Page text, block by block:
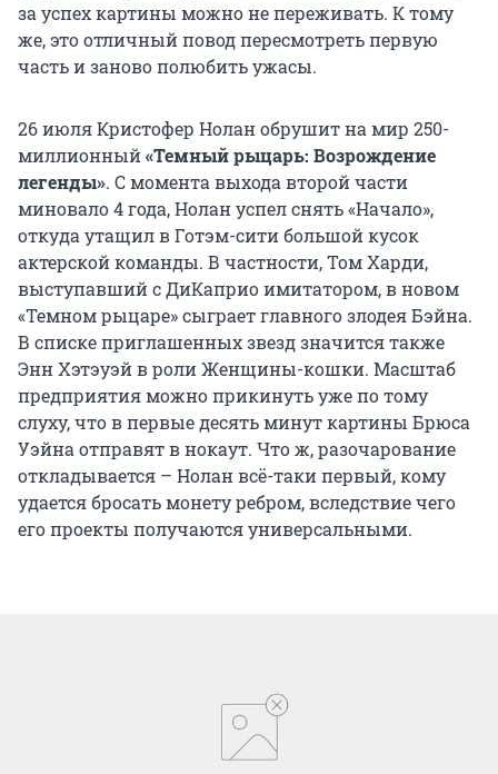
за успех картины можно не переживать. К тому
же, это отличный повод пересмотреть первую
часть и заново полюбить ужасы.
26 июля Кристофер Нолан обрушит на мир 250-
миллионный«Темный рыцарь: Возрождение
легенды». С момента выхода второй части
миновало 4 года, Нолан успел снять «Начало»,
откуда утащил в Готэм-сити большой кусок
актерской команды. В частности, Том Харди,
выступавший с ДиКаприо имитатором, в новом
«Темном рыцаре» сыграет главного злодея Бэйна.
В списке приглашенных звезд значится также
Энн Хэтэуэй в роли Женщины-кошки. Масштаб
предприятия можно прикинуть уже по тому
слуху, что в первые десять минут картины Брюса
Уэйна отправят в нокаут. Что ж, разочарование
откладывается – Нолан всё-таки первый, кому
удается бросать монету ребром, вследствие чего
его проекты получаются универсальными.